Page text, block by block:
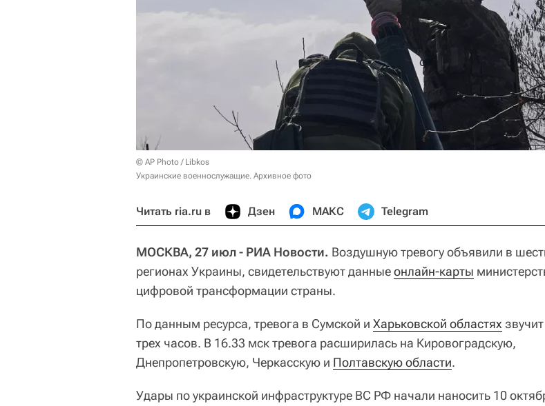
© AP Photo / Libkos
Украинские военнослужащие. Архивное фото
Читать ria.ru в Дзен МАКС Telegram
МОСКВА, 27 июл - РИА Новости. Воздушную тревогу объявили в
регионах Украины, свидетельствуют данныеонлайн-карты
цифровой трансформации страны.
По данным ресурса, тревога в Сумской и Харьковской областях
трех часов. В 16.33 мск тревога расширилась на Кировоградскую,
Днепропетровскую, Черкасскую и Полтавскую области.
Удары по украинской инфраструктуре ВС РФ начали наносить 10